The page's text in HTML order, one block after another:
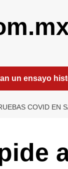
un ensayo
COVID EN